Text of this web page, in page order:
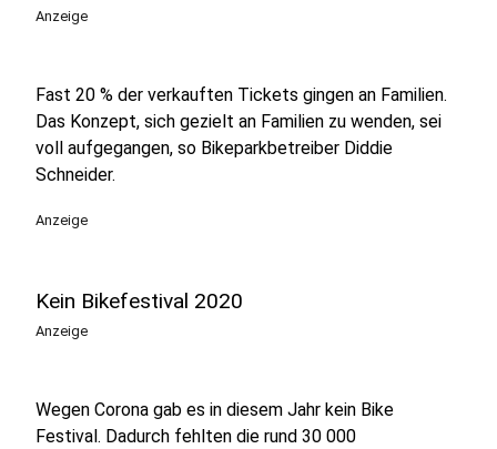
Anzeige
Fast 20 % der verkauften Tickets gingen an Familien.
Das Konzept, sich gezielt an Familien zu wenden, sei
voll aufgegangen, so Bikeparkbetreiber Diddie
Schneider.
Anzeige
Kein Bikefestival 2020
Anzeige
Wegen Corona gab es in diesem Jahr kein Bike
Festival. Dadurch fehlten die rund 30 000